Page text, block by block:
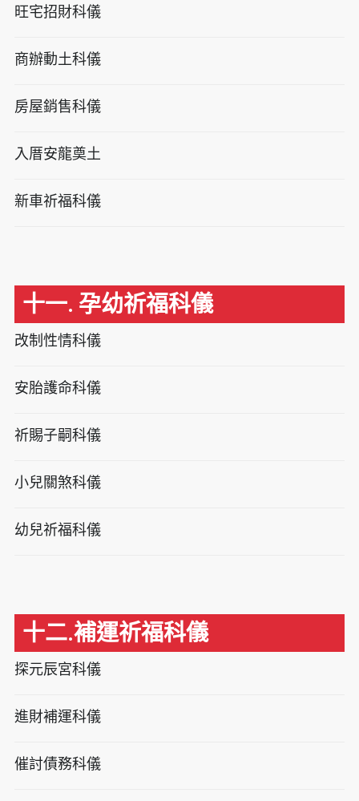
旺宅招財科儀
商辦動土科儀
房屋銷售科儀
入厝安龍奠土
新車祈福科儀
十一. 孕幼祈福科儀
改制性情科儀
安胎護命科儀
祈賜子嗣科儀
小兒關煞科儀
幼兒祈福科儀
十二.補運祈福科儀
探元辰宮科儀
進財補運科儀
催討債務科儀